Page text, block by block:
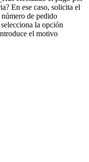
En ese caso, solicita el
de pedido
la opción
el motivo